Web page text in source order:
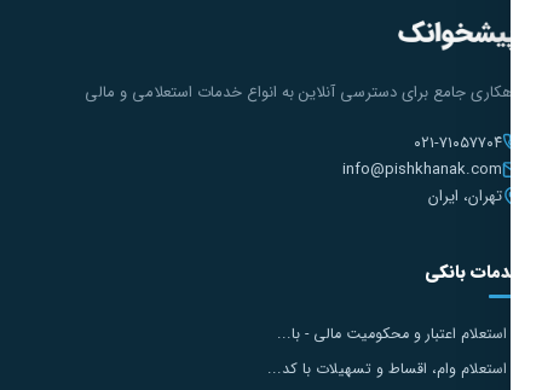
جامع برای دسترسی آنلاین به انواع خدمات استعلامی و مالی
۰۲۱-۷۱۰۵۷۷۰۴
info@pishkhanak.com
تهران، ایران
بانکی
استعلام اعتبار و محکومیت مالی - با...
استعلام وام، اقساط و تسهیلات با کد...